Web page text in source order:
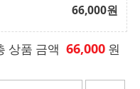
66,000원
상품 금액 66,000 원